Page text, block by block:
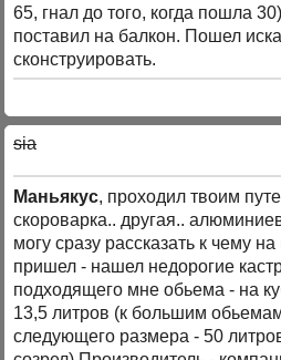
65, гнал до того, когда пошла
поставил на балкон. Пошел
сконструировать.
sia
Маньякус, проходил твоим
скороварка.. другая..
могу сразу рассказать к чему
пришел - нашел недорогие
подходящего мне обьема - на
13,5 литров (к большим
следующего размера - 50